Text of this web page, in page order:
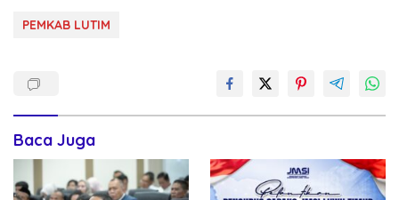
PEMKAB LUTIM
Baca Juga